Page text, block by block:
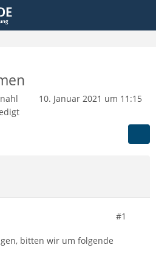
10. Januar 2021 um 11:15
#1
bitten wir um folgende